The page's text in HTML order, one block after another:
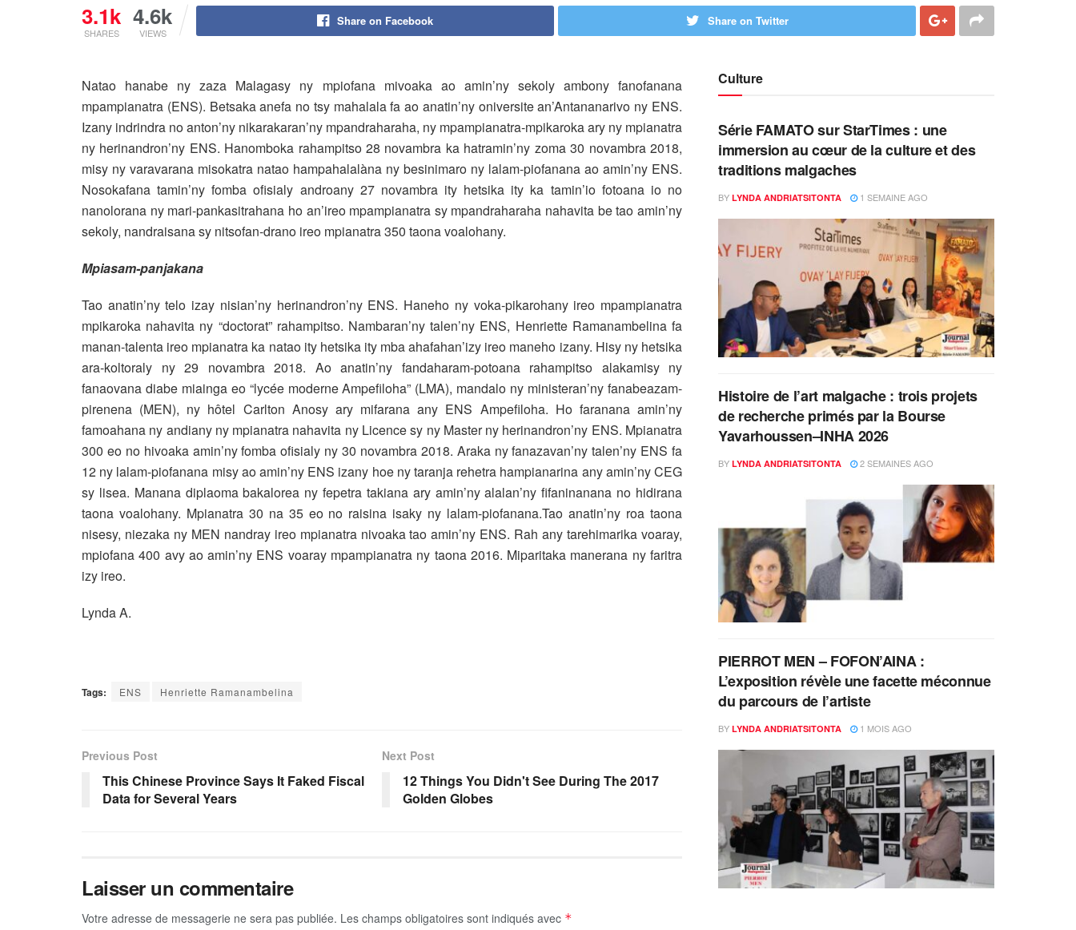
3.1k
SHARES
4.6k
VIEWS
Share on Facebook Share on Twitter
Natao hanabe ny zaza Malagasy ny mpiofana mivoaka ao amin’ny sekoly ambony fanofanana
mpampianatra (ENS). Betsaka anefa no tsy mahalala fa ao anatin’ny oniversite an’Antananarivo ny ENS.
Izany indrindra no anton’ny nikarakaran’ny mpandraharaha, ny mpampianatra-mpikaroka ary ny mpianatra
ny herinandron’ny ENS. Hanomboka rahampitso 28 novambra ka hatramin’ny zoma 30 novambra 2018,
misy ny varavarana misokatra natao hampahalalàna ny besinimaro ny lalam-piofanana ao amin’ny ENS.
Nosokafana tamin’ny fomba ofisialy androany 27 novambra ity hetsika ity ka tamin’io fotoana io no
nanolorana ny mari-pankasitrahana ho an’ireo mpampianatra sy mpandraharaha nahavita be tao amin’ny
sekoly, nandraisana sy nitsofan-drano ireo mpianatra 350 taona voalohany.
Mpiasam-panjakana
Tao anatin’ny telo izay nisian’ny herinandron’ny ENS. Haneho ny voka-pikarohany ireo mpampianatra
mpikaroka nahavita ny “doctorat” rahampitso. Nambaran’ny talen’ny ENS, Henriette Ramanambelina fa
manan-talenta ireo mpianatra ka natao ity hetsika ity mba ahafahan’izy ireo maneho izany. Hisy ny hetsika
ara-koltoraly ny 29 novambra 2018. Ao anatin’ny fandaharam-potoana rahampitso alakamisy ny
fanaovana diabe miainga eo “lycée moderne Ampefiloha” (LMA), mandalo ny ministeran’ny fanabeazam-
pirenena (MEN), ny hôtel Carlton Anosy ary mifarana any ENS Ampefiloha. Ho faranana amin’ny
famoahana ny andiany ny mpianatra nahavita ny Licence sy ny Master ny herinandron’ny ENS. Mpianatra
300 eo no hivoaka amin’ny fomba ofisialy ny 30 novambra 2018. Araka ny fanazavan’ny talen’ny ENS fa
12 ny lalam-piofanana misy ao amin’ny ENS izany hoe ny taranja rehetra hampianarina any amin’ny CEG
sy lisea. Manana diplaoma bakalorea ny fepetra takiana ary amin’ny alalan’ny fifaninanana no hidirana
taona voalohany. Mpianatra 30 na 35 eo no raisina isaky ny lalam-piofanana.Tao anatin’ny roa taona
nisesy, niezaka ny MEN nandray ireo mpianatra nivoaka tao amin’ny ENS. Rah any tarehimarika voaray,
mpiofana 400 avy ao amin’ny ENS voaray mpampianatra ny taona 2016. Miparitaka manerana ny faritra
izy ireo.
Lynda A.
Tags: ENS Henriette Ramanambelina
Previous Post
This Chinese Province Says It Faked Fiscal
Data for Several Years
Next Post
12 Things You Didn't See During The 2017
Golden Globes
Laisser un commentaire
Votre adresse de messagerie ne sera pas publiée. Les champs obligatoires sont indiqués avec *
Culture
Série FAMATO sur StarTimes : une
immersion au cœur de la culture et des
traditions malgaches
BY LYNDA ANDRIATSITONTA 1 SEMAINE AGO
Histoire de l’art malgache : trois projets
de recherche primés par la Bourse
Yavarhoussen–INHA 2026
BY LYNDA ANDRIATSITONTA 2 SEMAINES AGO
PIERROT MEN – FOFON’AINA :
L’exposition révèle une facette méconnue
du parcours de l’artiste
BY LYNDA ANDRIATSITONTA 1 MOIS AGO